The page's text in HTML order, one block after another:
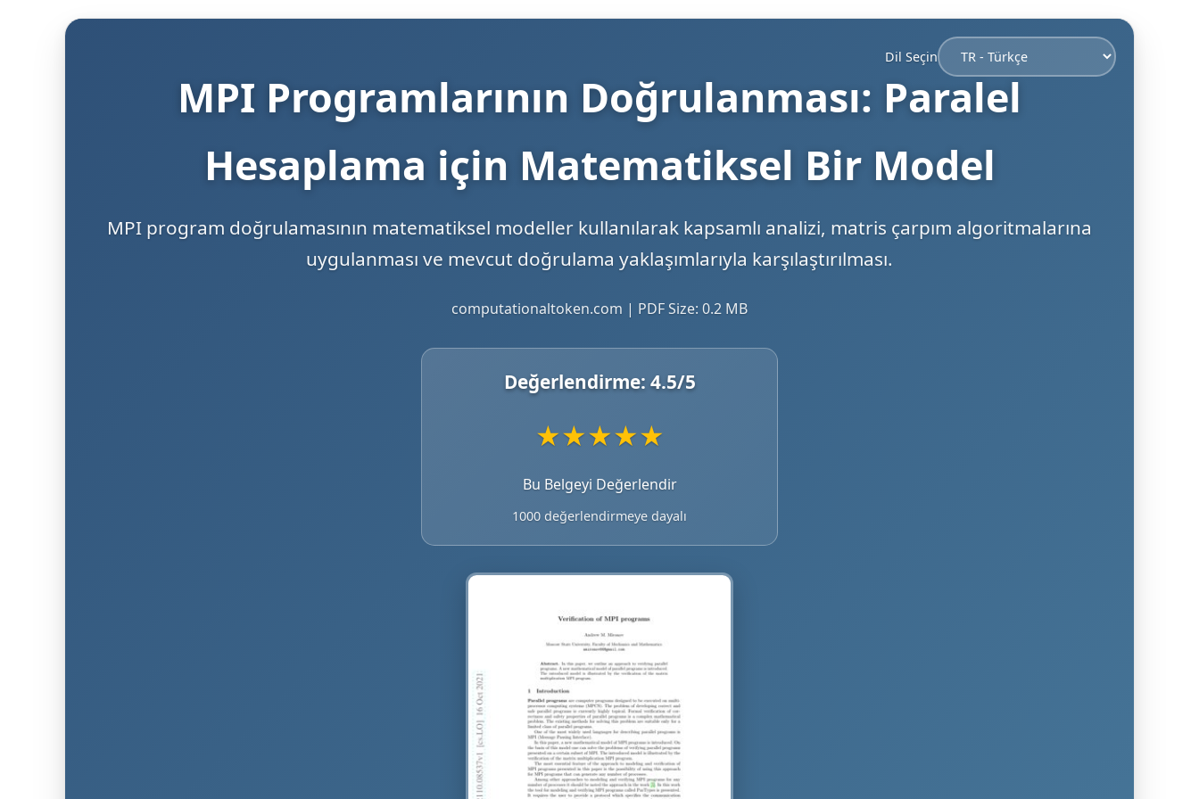
Dil Seçin
MPI Programlarının Doğrulanması: Paralel
Hesaplama için Matematiksel Bir Model
MPI program doğrulamasının matematiksel modeller kullanılarak kapsamlı analizi, matris çarpım algoritmalarına
uygulanması ve mevcut doğrulama yaklaşımlarıyla karşılaştırılması.
computationaltoken.com | PDF Size: 0.2 MB
Değerlendirme: 4.5/5
★★★★★
Bu Belgeyi Değerlendir
1000 değerlendirmeye dayalı